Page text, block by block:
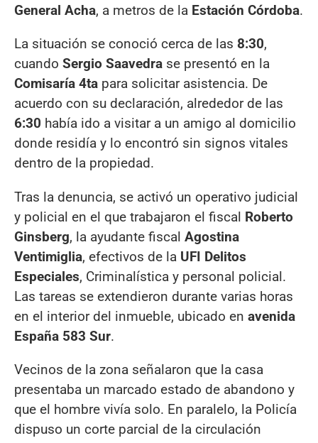
General Acha, a metros de la Estación Córdoba.
La situación se conoció cerca de las 8:30,
cuando Sergio Saavedra se presentó en la
Comisaría 4ta para solicitar asistencia. De
acuerdo con su declaración, alrededor de las
6:30 había ido a visitar a un amigo al domicilio
donde residía y lo encontró sin signos vitales
dentro de la propiedad.
Tras la denuncia, se activó un operativo judicial
y policial en el que trabajaron el fiscal Roberto
Ginsberg, la ayudante fiscal Agostina
Ventimiglia, efectivos de la UFI Delitos
Especiales, Criminalística y personal policial.
Las tareas se extendieron durante varias horas
en el interior del inmueble, ubicado en avenida
España 583 Sur.
Vecinos de la zona señalaron que la casa
presentaba un marcado estado de abandono y
que el hombre vivía solo. En paralelo, la Policía
dispuso un corte parcial de la circulación